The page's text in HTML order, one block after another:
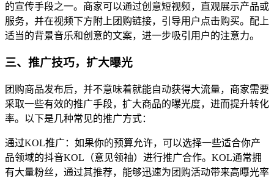
的宣传手段之一。商家可以通过创意短视频，直观展示产品或
服务，并在视频下方附上团购链接，引导用户点击购买。配上
适当的背景音乐和创意的文案，进一步吸引用户的注意力。
三、推广技巧，扩大曝光
团购商品发布后，并不意味着就能自动获得大流量，商家需要
采取一些有效的推广手段，扩大商品的曝光度，进而提升转化
率。以下是几种常见的推广方式：
通过KOL推广：如果你的预算允许，可以选择一些适合你产
品领域的抖音KOL（意见领袖）进行推广合作。KOL通常拥
有大量粉丝，通过其推荐，能够迅速为团购活动带来高曝光率